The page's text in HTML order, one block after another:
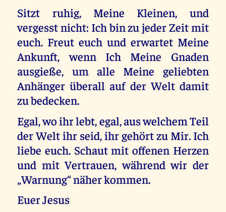
Sitzt ruhig, Meine Kleinen, und
vergesst nicht: Ich bin zu jeder Zeit mit
euch. Freut euch und erwartet Meine
Ankunft, wenn Ich Meine Gnaden
ausgieße, um alle Meine geliebten
Anhänger überall auf der Welt damit
zu bedecken.
Egal, wo ihr lebt, egal, aus welchem Teil
der Welt ihr seid, ihr gehört zu Mir. Ich
liebe euch. Schaut mit offenen Herzen
und mit Vertrauen, während wir der
„Warnung“ näher kommen.
Euer Jesus